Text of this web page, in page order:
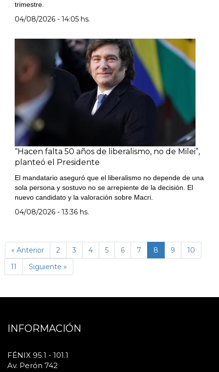
trimestre.
04/08/2026 - 14:05 hs.
“Hacen falta 50 años de liberalismo, no de Milei”,
planteó el Presidente
El mandatario aseguró que el liberalismo no depende de una
sola persona y sostuvo no se arrepiente de la decisión. El
nuevo candidato y la valoración sobre Macri.
04/08/2026 - 13:36 hs.
« Anterior 2 3 4 5 6 7 8 (página
actual)
9
10
11
Siguiente »
INFORMACIÓN
FÉNIX 95.1 - 101.1
Av. Perón 742